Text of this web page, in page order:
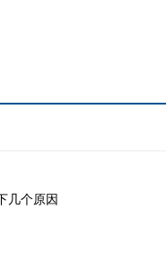
几个原因